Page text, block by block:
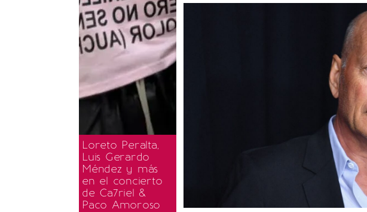
Loreto Peralta,
Luis Gerardo
Méndez y más
en el concierto
de Ca7riel &
Paco Amoroso